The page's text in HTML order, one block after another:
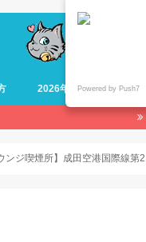
2026年最新 ANAマイル
ンジ喫煙所】成田空港国際線
Powered by Push7